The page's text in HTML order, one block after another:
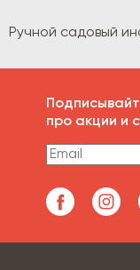
Ручной садовый
про акции и